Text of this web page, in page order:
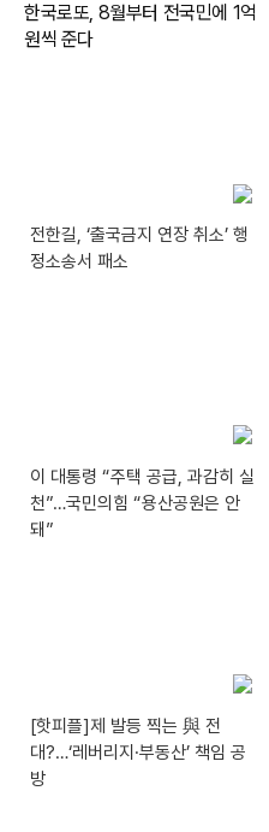
전한길, ‘출국금지 연장 취소’ 행
정소송서 패소
이 대통령 “주택 공급, 과감히 실
천”…국민의힘 “용산공원은 안
돼”
[핫피플]제 발등 찍는 與 전
대?…‘레버리지·부동산’ 책임 공
방